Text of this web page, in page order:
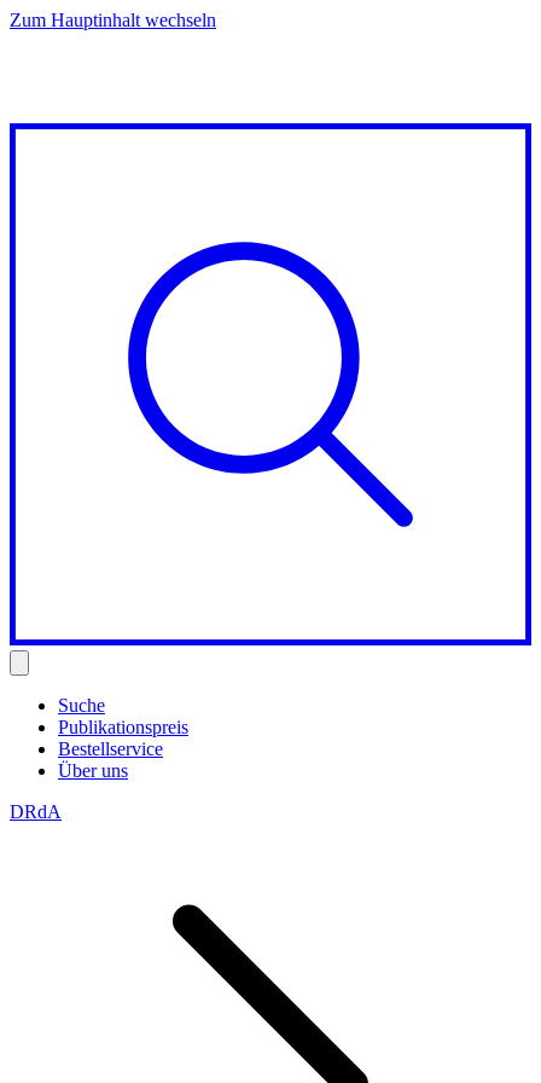
Zum Hauptinhalt wechseln
Suche
Publikationspreis
Bestellservice
Über uns
DRdA